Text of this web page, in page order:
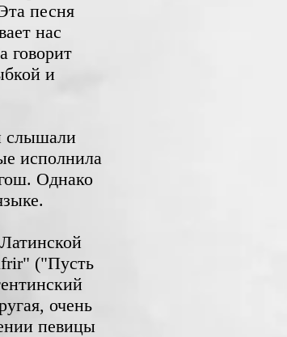
песня
нас
говорит
и
слышали
исполнила
Однако
("Пусть
очень
певицы